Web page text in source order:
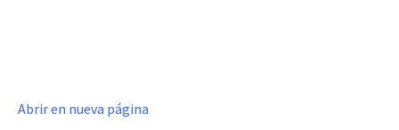
Abrir en nueva página